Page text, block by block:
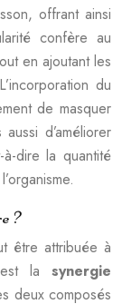
offrant ainsi
confère au
en ajoutant les
du
de masquer
d’améliorer
à-dire la quantité
?
être attribuée à
la synergie
deux composés